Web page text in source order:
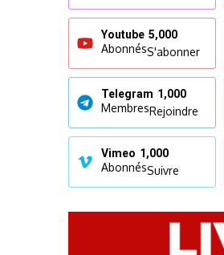
Youtube 5,000
AbonnésS'abonner
Telegram 1,000
MembresRejoindre
Vimeo 1,000
AbonnésSuivre